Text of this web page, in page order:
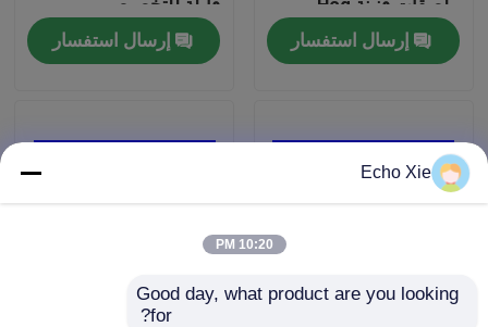
اتصل بنا
تسميات 10ML فيال
ملصقات قنينة Hcg
طباعة شعار مخصص
إرسال استفسار
قابلة للتخصيص
إرسال استفسار
Echo Xie
10:20 PM
Good day, what product are you looking
for?